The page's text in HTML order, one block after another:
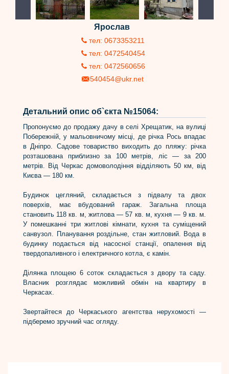
Ярослав
тел: 0673353211
тел: 0472540454
тел: 0472560656
540454@ukr.net
Детальний опис об`єкта №15064:
Пропонуємо до продажу дачу в селі Хрещатик, на вулиці
Побережній, у мальовничому місці, де річка Рось впадає
в Дніпро. Садове товариство виходить до пляжу: річка
розташована приблизно за 100 метрів, ліс — за 200
метрів. Від Черкас домоволодіння відділяють 50 км, від
Києва — 180 км.
Будинок цегляний, складається з підвалу та двох
поверхів, має вбудований гараж. Загальна площа
становить 118 кв. м, житлова — 57 кв. м, кухня — 9 кв. м.
У помешканні три житлові кімнати, кухня та суміщений
санвузол. Планування роздільне, стан житловий. Вода в
будинку подається від насосної станції, опалення від
твердопаливного і електричного котла, є камін.
Ділянка площею 6 соток складається з двору та саду.
Власник розглядає можливий обмін на квартиру в
Черкасах.
Звертайтеся до Черкаського агентства нерухомості —
підберемо зручний час огляду.